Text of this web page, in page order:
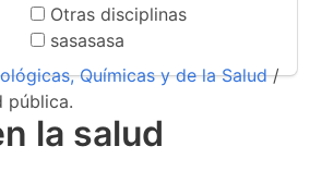
Otras disciplinas
sasasasa
Químicas y de la Salud/
pública.
la salud